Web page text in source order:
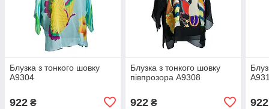
Блузка з тонкого шовку
А9304
922 ₴
Блузка з тонкого шовку
півпрозора A9308
922₴ 922